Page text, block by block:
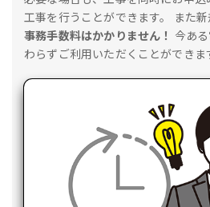
工事を行うことができます。
また
事務手数料はかかりません！ 今あ
わらずご利用いただくことができま